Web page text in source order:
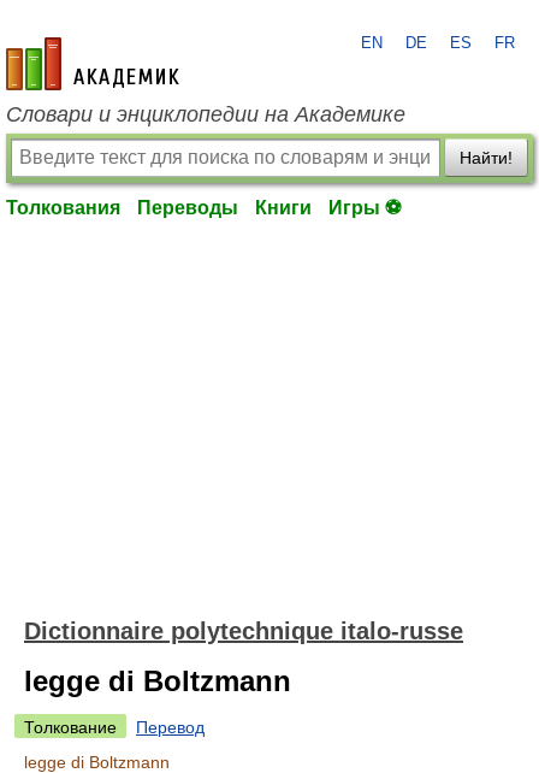
academic.ru
EN DE ES FR
Словари и энциклопедии на Академике
Найти!
Толкования Переводы Книги Игры ⚽
Dictionnaire polytechnique italo-russe
legge di Boltzmann
Толкование
Перевод
legge di Boltzmann